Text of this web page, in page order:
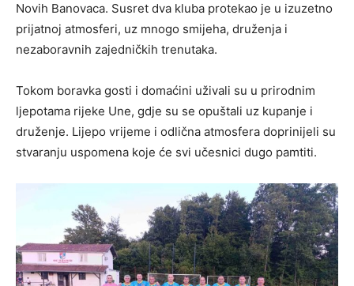
Novih Banovaca. Susret dva kluba protekao je u izuzetno
prijatnoj atmosferi, uz mnogo smijeha, druženja i
nezaboravnih zajedničkih trenutaka.
Tokom boravka gosti i domaćini uživali su u prirodnim
ljepotama rijeke Une, gdje su se opuštali uz kupanje i
druženje. Lijepo vrijeme i odlična atmosfera doprinijeli su
stvaranju uspomena koje će svi učesnici dugo pamtiti.